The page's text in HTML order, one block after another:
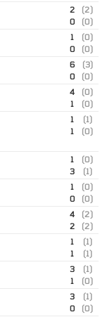
2
(2)
0
(0)
1
(0)
0
(0)
6
(3)
0
(0)
4
(0)
1
(0)
1
(1)
1
(0)
1
(0)
3
(1)
1
(0)
0
(0)
4
(2)
2
(2)
1
(1)
1
(1)
3
(1)
1
(0)
3
(1)
0
(0)